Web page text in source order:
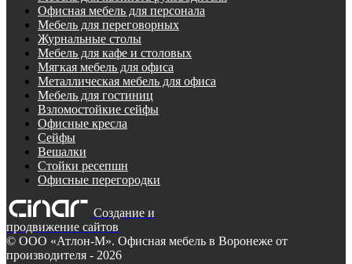
Офисная мебель для персонала
Мебель для переговорных
Журнальные столы
Мебель для кафе и столовых
Мягкая мебель для офиса
Металлическая мебель для офиса
Мебель для гостиниц
Взломостойкие сейфы
Офисные кресла
Сейфы
Вешалки
Стойки ресепшн
Офисные перегородки
Создание и
продвижение сайтов
© ООО «Атлон-М». Офисная мебель в Воронеже от
производителя - 2026